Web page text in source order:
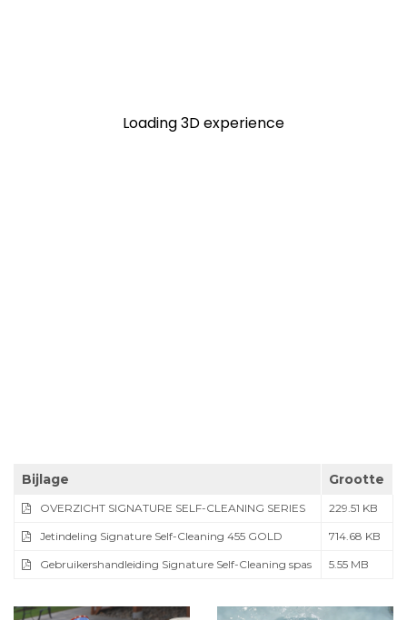
Bijlage Grootte
OVERZICHT SIGNATURE SELF-CLEANING SERIES 229.51 KB
Jetindeling Signature Self-Cleaning 455 GOLD 714.68 KB
Gebruikershandleiding Signature Self-Cleaning spas 5.55 MB